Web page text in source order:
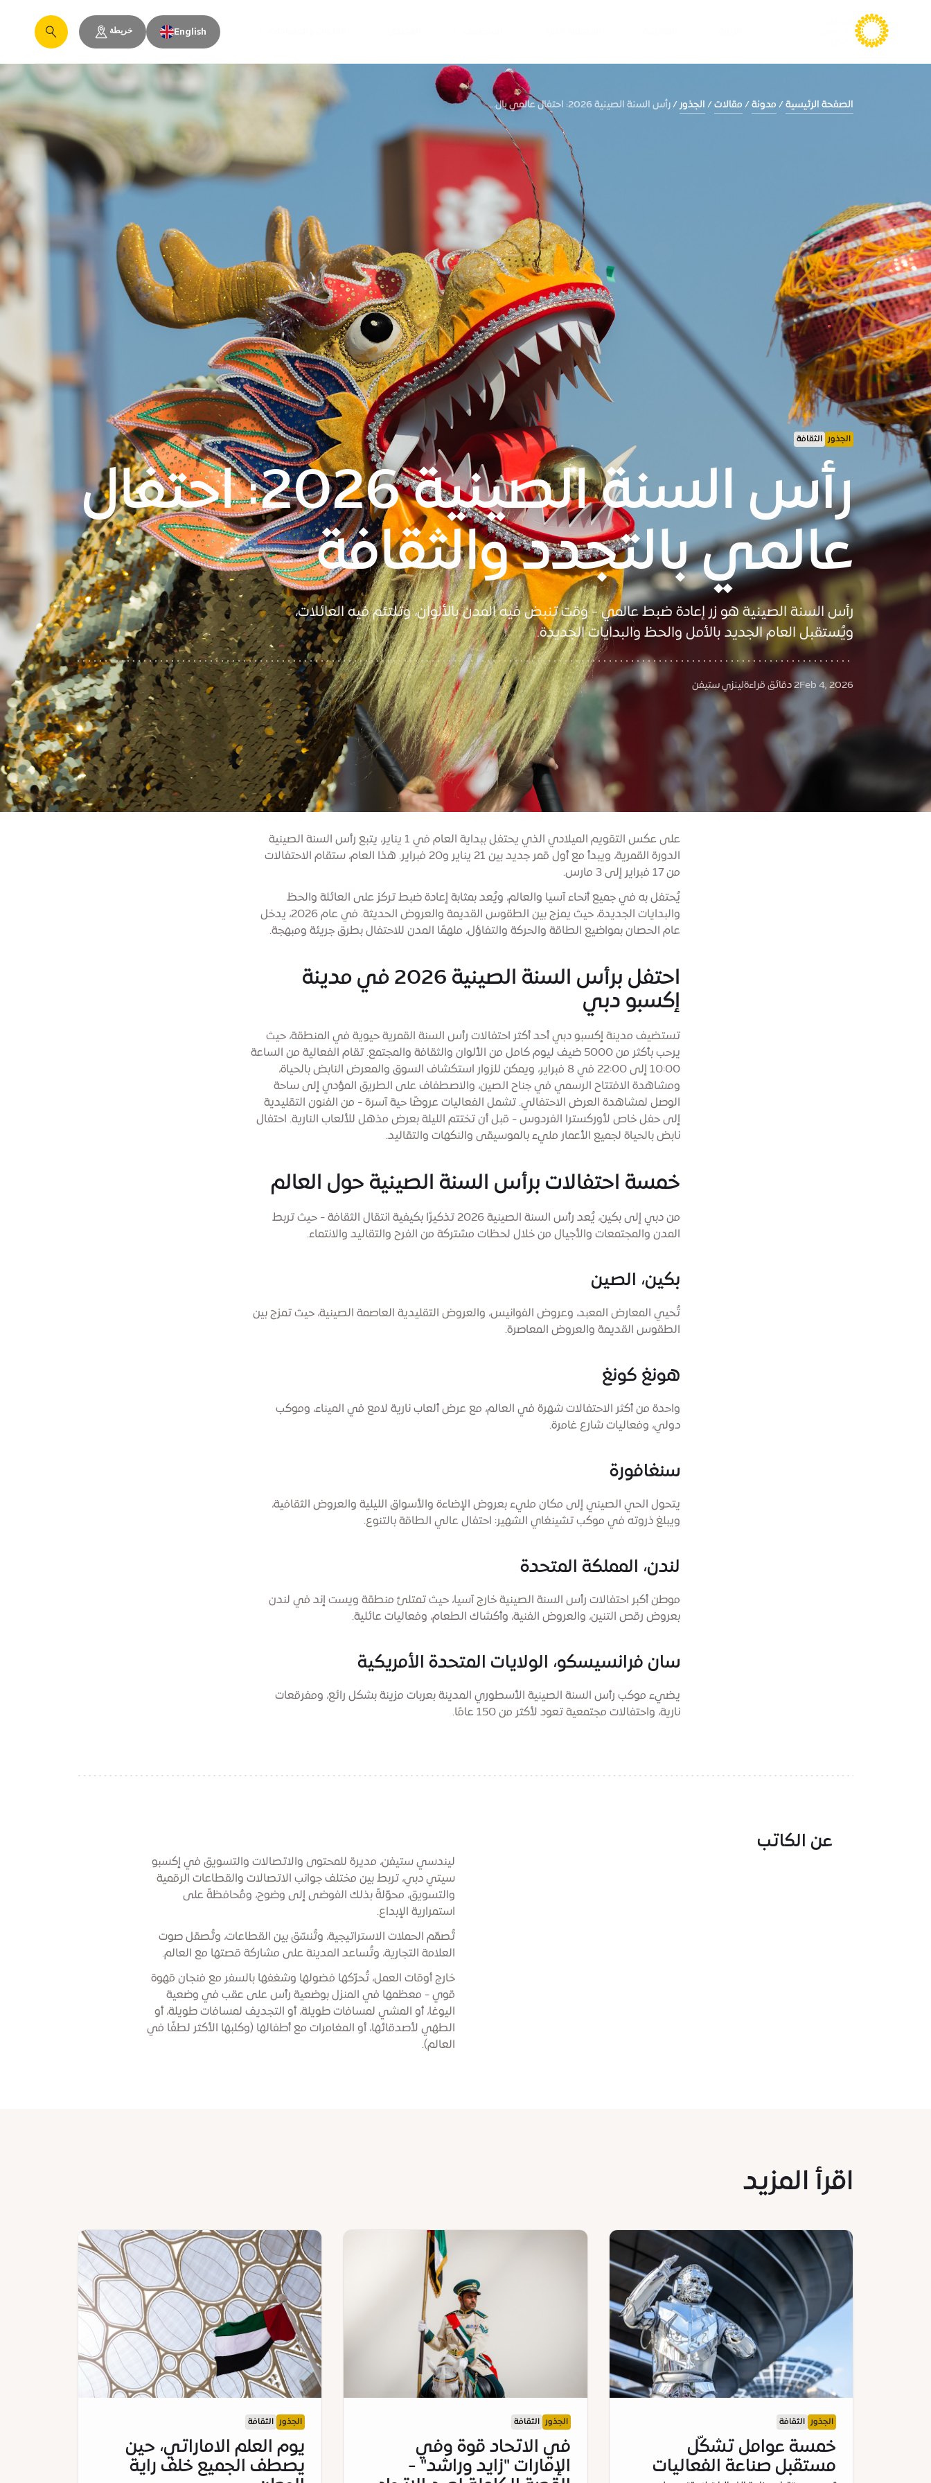
English خريطة
يبحث
الصفحة الرئيسية مدونة مقالات الجذور رأس السنة الصينية 2026: احتفال عالمي بال...
الجذور الثقافة
رأس السنة الصينية 2026: احتفال
عالمي بالتجدد والثقافة
رأس السنة الصينية هو زر إعادة ضبط عالمي - وقت تنبض فيه المدن بالألوان، وتلتئم فيه العائلات،
ويُستقبل العام الجديد بالأمل والحظ والبدايات الجديدة.
Feb 4, 20262 دقائق قراءة لينزي ستيفن
على عكس التقويم الميلادي الذي يحتفل ببداية العام في 1 يناير، يتبع رأس السنة الصينية
الدورة القمرية، ويبدأ مع أول قمر جديد بين 21 يناير و20 فبراير. هذا العام، ستقام الاحتفالات
من 17 فبراير إلى 3 مارس.
يُحتفل به في جميع أنحاء آسيا والعالم، ويُعد بمثابة إعادة ضبط تركز على العائلة والحظ
والبدايات الجديدة، حيث يمزج بين الطقوس القديمة والعروض الحديثة. في عام 2026، يدخل
عام الحصان بمواضيع الطاقة والحركة والتفاؤل، ملهمًا المدن للاحتفال بطرق جريئة ومبهجة.
احتفل برأس السنة الصينية 2026 في مدينة
إكسبو دبي
تستضيف مدينة إكسبو دبي أحد أكثر احتفالات رأس السنة القمرية حيوية في المنطقة، حيث
يرحب بأكثر من 5000 ضيف ليوم كامل من الألوان والثقافة والمجتمع. تقام الفعالية من الساعة
10:00 إلى 22:00 في 8 فبراير، ويمكن للزوار استكشاف السوق والمعرض النابض بالحياة،
ومشاهدة الافتتاح الرسمي في جناح الصين، والاصطفاف على الطريق المؤدي إلى ساحة
الوصل لمشاهدة العرض الاحتفالي. تشمل الفعاليات عروضًا حية آسرة - من الفنون التقليدية
إلى حفل خاص لأوركسترا الفردوس - قبل أن تختتم الليلة بعرض مذهل للألعاب النارية. احتفال
نابض بالحياة لجميع الأعمار مليء بالموسيقى والنكهات والتقاليد.
خمسة احتفالات برأس السنة الصينية حول العالم
من دبي إلى بكين، يُعد رأس السنة الصينية 2026 تذكيرًا بكيفية انتقال الثقافة - حيث تربط
المدن والمجتمعات والأجيال من خلال لحظات مشتركة من الفرح والتقاليد والانتماء.
بكين، الصين
تُحيي المعارض المعبد، وعروض الفوانيس، والعروض التقليدية العاصمة الصينية، حيث تمزج بين
الطقوس القديمة والعروض المعاصرة.
هونغ كونغ
واحدة من أكثر الاحتفالات شهرة في العالم، مع عرض ألعاب نارية لامع في الميناء، وموكب
دولي، وفعاليات شارع غامرة.
سنغافورة
يتحول الحي الصيني إلى مكان مليء بعروض الإضاءة والأسواق الليلية والعروض الثقافية،
ويبلغ ذروته في موكب تشينغاي الشهير: احتفال عالي الطاقة بالتنوع.
لندن، المملكة المتحدة
موطن أكبر احتفالات رأس السنة الصينية خارج آسيا، حيث تمتلئ منطقة ويست إند في لندن
بعروض رقص التنين، والعروض الفنية، وأكشاك الطعام، وفعاليات عائلية.
سان فرانسيسكو، الولايات المتحدة الأمريكية
يضيء موكب رأس السنة الصينية الأسطوري المدينة بعربات مزينة بشكل رائع، ومفرقعات
نارية، واحتفالات مجتمعية تعود لأكثر من 150 عامًا.
عن الكاتب
ليندسي ستيفن، مديرة للمحتوى والاتصالات والتسويق في إكسبو
سيتي دبي، تربط بين مختلف جوانب الاتصالات والقطاعات الرقمية
والتسويق، محوّلةً بذلك الفوضى إلى وضوح، ومُحافظةً على
استمرارية الإبداع.
تُصمّم الحملات الاستراتيجية، وتُنسّق بين القطاعات، وتُصقل صوت
العلامة التجارية، وتُساعد المدينة على مشاركة قصتها مع العالم.
خارج أوقات العمل، تُحرّكها فضولها وشغفها بالسفر مع فنجان قهوة
قوي - معظمها في المنزل بوضعية رأس على عقب في وضعية
اليوغا، أو المشي لمسافات طويلة، أو التجديف لمسافات طويلة، أو
الطهي لأصدقائها، أو المغامرات مع أطفالها (وكلبها الأكثر لطفًا في
العالم).
الجذور الثقافة
خمسة عوامل تشكّل
مستقبل صناعة الفعاليات
الجذور الثقافة
في الاتحاد قوة وفي
الإمارات "زايد وراشد" -
الجذور الثقافة
يوم العلم الاماراتي، حين
يصطف الجميع خلف راية
اقرأ المزيد